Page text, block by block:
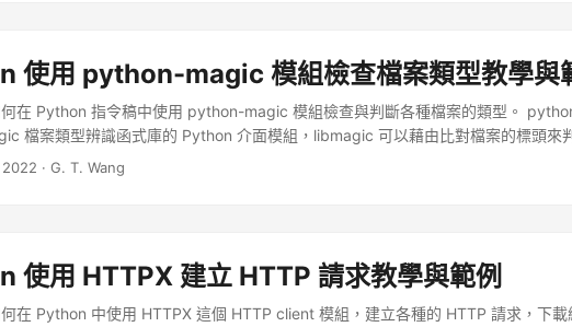
使用 python-magic 模組檢查檔案類型教學與
在 Python 指令稿中使用 python-magic 模組檢查與判斷各種檔案的類型。
檔案類型辨識函式庫的 Python 介面模組，libmagic 可以藉由比對檔案的標頭來
中的 file 指令就是利用這樣的方式來判斷檔案類型。 ...
· G. T. Wang
使用 HTTPX 建立 HTTP 請求教學與範例
在 Python 中使用 HTTPX 這個 HTTP client 模組，建立各種的 HTTP 請求，下載